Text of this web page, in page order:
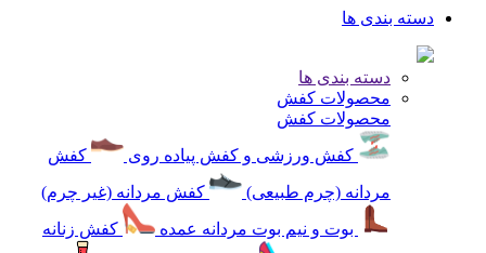
دسته بندی ها
دسته بندی ها
محصولات کفش
محصولات کفش
کفش ورزشی و کفش پیاده روی
کفش
مردانه (چرم طبیعی)
کفش مردانه (غیر چرم)
بوت و نیم بوت مردانه عمده
کفش زنانه